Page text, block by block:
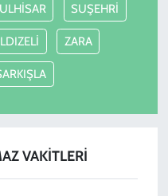
SUŞEHRİ
ZARA
VAKITLERI